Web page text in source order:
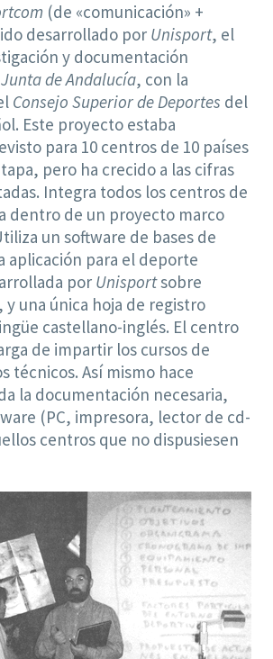
(de «comunicación» +
desarrollado por Unisport, el
y documentación
Junta de Andalucía, con la
Consejo Superior de Deportes del
Este proyecto estaba
para 10 centros de 10 países
pero ha crecido a las cifras
Integra todos los centros de
dentro de un proyecto marco
un software de bases de
aplicación para el deporte
por Unisportsobre
y una única hoja de registro
castellano-inglés. El centro
de impartir los cursos de
técnicos. Así mismo hace
la documentación necesaria,
(PC, impresora, lector de cd-
centros que no dispusiesen